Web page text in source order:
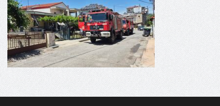
16:35 -Το πρόγραμμα του ΠΑΟΚ στον δεύτερο γύρο του
Champions League!
16:27 -Όλυμπος: Εντάχθηκε στον Κατάλογο Παγκόσμιας
Κληρονομιάς της UNESCO – Ομόφωνη η απόφαση Ο
Όλυμπος αναγνωρίστηκε ως φυσικό και πολιτιστικό
αγαθό εξέχουσας οικουμενικής αξίας για την
ανθρωπότητα
16:18 -
ΕΝΟΡΙΑΚΕΣ ΚΑΛΟΚΑΙΡΙΝΕΣ ΔΡΑΣΕΙΣ ΓΙΑ ΠΑΙΔΙΑ
ΣΤΗΝ ΕΔΕΣΣΑ